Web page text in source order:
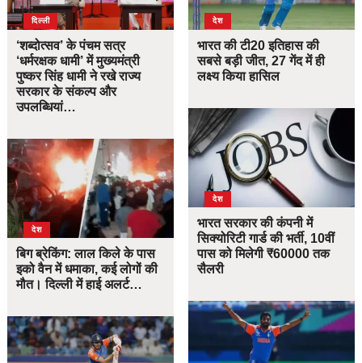
दिल्ली
‘शब्दोत्सव’ के पंचम सत्र
‘धर्मरक्षक धामी’ में मुख्यमंत्री
पुष्कर सिंह धामी ने रखे राज्य
सरकार के संकल्प और
उपलब्धियां…
देश
बिग ब्रेकिंग: लाल किले के पास
इको वैन में धमाका, कई लोगों की
मौत। दिल्ली में हाई अलर्ट…
देश
भारत की टी20 इतिहास की
सबसे बड़ी जीत, 27 गेंद में ही
लक्ष्य किया हासिल
देश
भारत सरकार की कंपनी में
सिक्योरिटी गार्ड की भर्ती, 10वीं
पास को मिलेगी ₹60000 तक
सैलरी